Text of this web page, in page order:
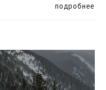
подробнее
https://mirros-